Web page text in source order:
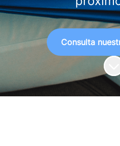
Consulta